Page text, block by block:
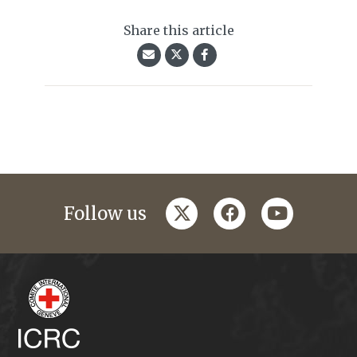
Share this article
Follow us twitterfacebookyoutube